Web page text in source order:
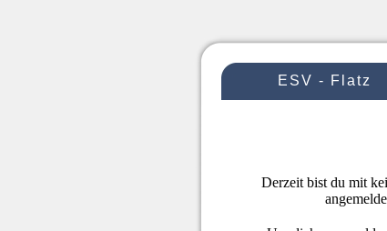
ESV - Flatz
Derzeit bist du mit